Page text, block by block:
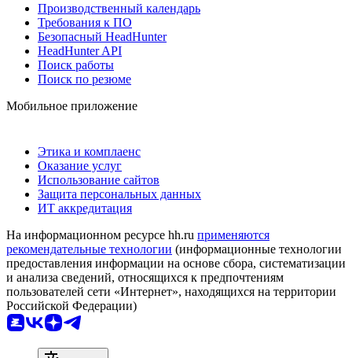
Производственный календарь
Требования к ПО
Безопасный HeadHunter
HeadHunter API
Поиск работы
Поиск по резюме
Мобильное приложение
Этика и комплаенс
Оказание услуг
Использование сайтов
Защита персональных данных
ИТ аккредитация
На информационном ресурсе hh.ru применяются
рекомендательные технологии (информационные технологии
предоставления информации на основе сбора, систематизации
и анализа сведений, относящихся к предпочтениям
пользователей сети «Интернет», находящихся на территории
Российской Федерации)